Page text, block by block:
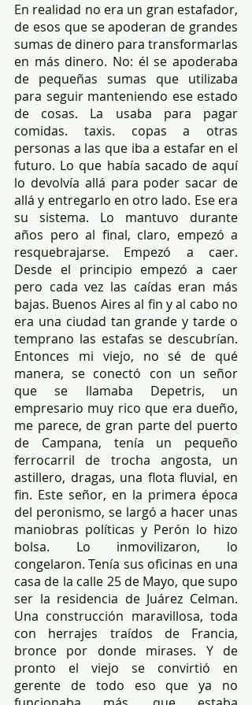
En realidad no era un gran estafador,
de esos que se apoderan de grandes
sumas de dinero para transformarlas
en más dinero. No: él se apoderaba
de pequeñas sumas que utilizaba
para seguir manteniendo ese estado
de cosas. La usaba para pagar
comidas. taxis. copas a otras
personas a las que iba a estafar en el
futuro. Lo que había sacado de aquí
lo devolvía allá para poder sacar de
allá y entregarlo en otro lado. Ese era
su sistema. Lo mantuvo durante
años pero al final, claro, empezó a
resquebrajarse. Empezó a caer.
Desde el principio empezó a caer
pero cada vez las caídas eran más
bajas. Buenos Aires al fin y al cabo no
era una ciudad tan grande y tarde o
temprano las estafas se descubrían.
Entonces mi viejo, no sé de qué
manera, se conectó con un señor
que se llamaba Depetris, un
empresario muy rico que era dueño,
me parece, de gran parte del puerto
de Campana, tenía un pequeño
ferrocarril de trocha angosta, un
astillero, dragas, una flota fluvial, en
fin. Este señor, en la primera época
del peronismo, se largó a hacer unas
maniobras políticas y Perón lo hizo
bolsa. Lo inmovilizaron, lo
congelaron. Tenía sus oficinas en una
casa de la calle 25 de Mayo, que supo
ser la residencia de Juárez Celman.
Una construcción maravillosa, toda
con herrajes traídos de Francia,
bronce por donde mirases. Y de
pronto el viejo se convirtió en
gerente de todo eso que ya no